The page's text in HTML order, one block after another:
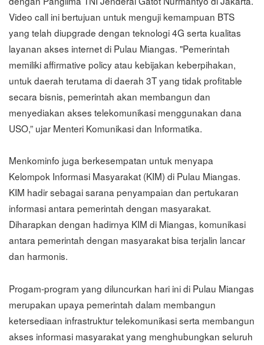
Video call ini bertujuan untuk menguji kemampuan BTS
yang telah diupgrade dengan teknologi 4G serta kualitas
layanan akses internet di Pulau Miangas. "Pemerintah
memiliki affirmative policy atau kebijakan keberpihakan,
untuk daerah terutama di daerah 3T yang tidak profitable
secara bisnis, pemerintah akan membangun dan
menyediakan akses telekomunikasi menggunakan dana
USO,” ujar Menteri Komunikasi dan Informatika.
Menkominfo juga berkesempatan untuk menyapa
Kelompok Informasi Masyarakat (KIM) di Pulau Miangas.
KIM hadir sebagai sarana penyampaian dan pertukaran
informasi antara pemerintah dengan masyarakat.
Diharapkan dengan hadirnya KIM di Miangas, komunikasi
antara pemerintah dengan masyarakat bisa terjalin lancar
dan harmonis.
Progam-program yang diluncurkan hari ini di Pulau Miangas
merupakan upaya pemerintah dalam membangun
ketersediaan infrastruktur telekomunikasi serta membangun
akses informasi masyarakat yang menghubungkan seluruh